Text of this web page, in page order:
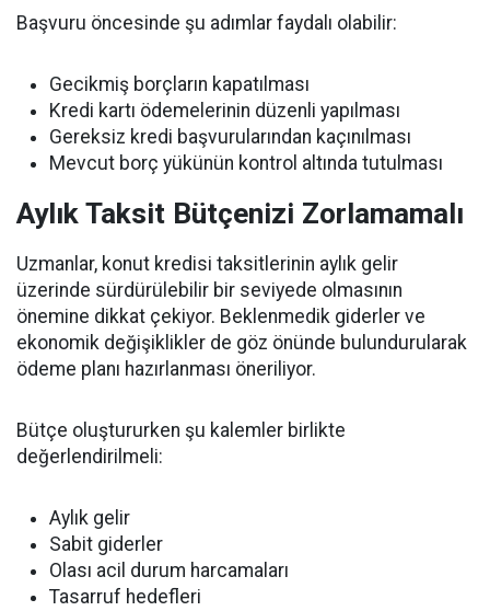
Başvuru öncesinde şu adımlar faydalı olabilir:
Gecikmiş borçların kapatılması
Kredi kartı ödemelerinin düzenli yapılması
Gereksiz kredi başvurularından kaçınılması
Mevcut borç yükünün kontrol altında tutulması
Aylık Taksit Bütçenizi Zorlamamalı
Uzmanlar, konut kredisi taksitlerinin aylık gelir
üzerinde sürdürülebilir bir seviyede olmasının
önemine dikkat çekiyor. Beklenmedik giderler ve
ekonomik değişiklikler de göz önünde bulundurularak
ödeme planı hazırlanması öneriliyor.
Bütçe oluştururken şu kalemler birlikte
değerlendirilmeli:
Aylık gelir
Sabit giderler
Olası acil durum harcamaları
Tasarruf hedefleri